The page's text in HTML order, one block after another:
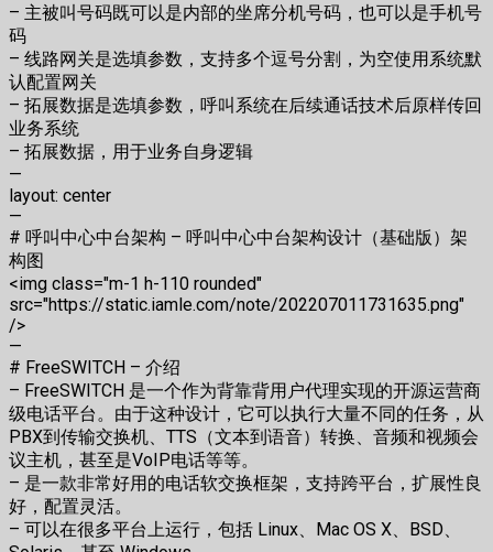
– 主被叫号码既可以是内部的坐席分机号码，也可以是手机号
码
– 线路网关是选填参数，支持多个逗号分割，为空使用系统默
认配置网关
– 拓展数据是选填参数，呼叫系统在后续通话技术后原样传回
业务系统
– 拓展数据，用于业务自身逻辑
—
layout: center
—
# 呼叫中心中台架构 – 呼叫中心中台架构设计（基础版）架
构图
<img class="m-1 h-110 rounded"
src="https://static.iamle.com/note/202207011731635.png"
/>
—
# FreeSWITCH – 介绍
– FreeSWITCH 是一个作为背靠背用户代理实现的开源运营商
级电话平台。由于这种设计，它可以执行大量不同的任务，从
PBX到传输交换机、TTS（文本到语音）转换、音频和视频会
议主机，甚至是VoIP电话等等。
– 是一款非常好用的电话软交换框架，支持跨平台，扩展性良
好，配置灵活。
– 可以在很多平台上运行，包括 Linux、Mac OS X、BSD、